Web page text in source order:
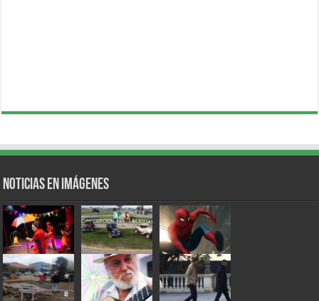
Noticias en Imágenes